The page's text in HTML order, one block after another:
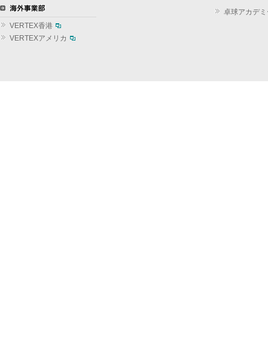
VERTEX香港
VERTEXアメリカ
卓球アカデ